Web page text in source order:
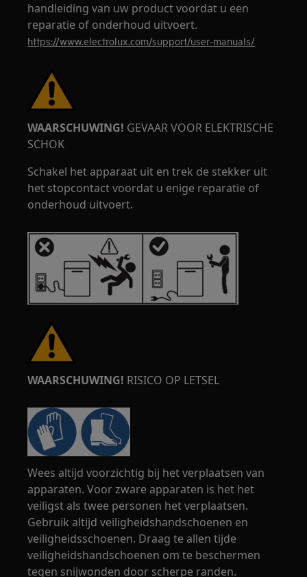
handleiding van uw product voordat u een
reparatie of onderhoud uitvoert.
https://www.electrolux.com/support/user-manuals/
WAARSCHUWING! GEVAAR VOOR ELEKTRISCHE
SCHOK
Schakel het apparaat uit en trek de stekker uit
het stopcontact voordat u enige reparatie of
onderhoud uitvoert.
WAARSCHUWING! RISICO OP LETSEL
Wees altijd voorzichtig bij het verplaatsen van
apparaten. Voor zware apparaten is het het
veiligst als twee personen het verplaatsen.
Gebruik altijd veiligheidshandschoenen en
veiligheidsschoenen. Draag te allen tijde
veiligheidshandschoenen om te beschermen
tegen snijwonden door scherpe randen.